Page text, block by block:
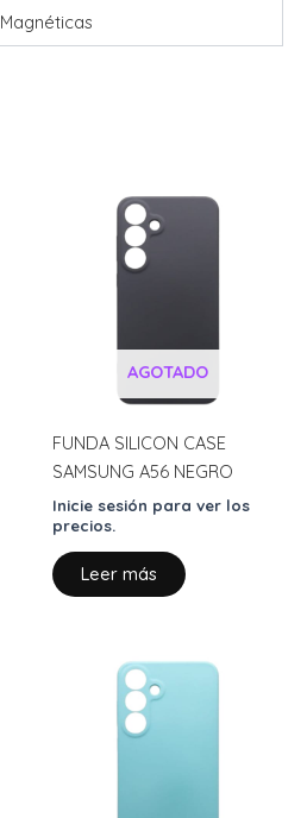
Magnéticas
AGOTADO
FUNDA SILICON CASE
SAMSUNG A56 NEGRO
Inicie sesión para ver los
precios.
Leer más